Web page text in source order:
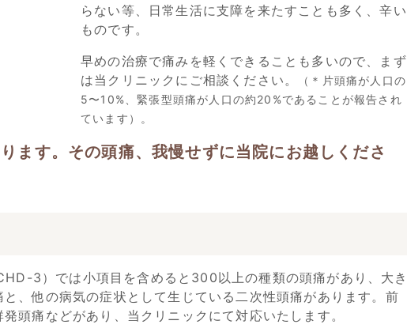
らない等、日常生活に支障を来たすことも多く、辛い
ものです。
早めの治療で痛みを軽くできることも多いので、まず
は当クリニックにご相談ください。
（＊片頭痛が人口の
5〜10%、緊張型頭痛が人口の約20%であることが報告され
ています）。
ます。その頭痛、我慢せずに当院にお越しくださ
3）では小項目を含めると300以上の種類の頭痛があり、大き
、他の病気の症状として生じている二次性頭痛があります。前
頭痛などがあり、当クリニックにて対応いたします。